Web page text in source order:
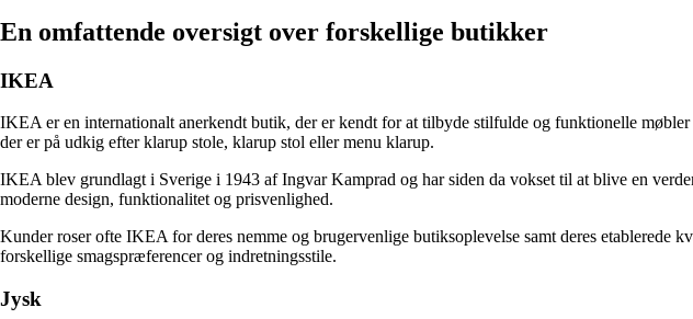
En omfattende oversigt over forskellige butikker
IKEA
IKEA er en internationalt anerkendt butik, der er kendt for at tilbyde stilfulde og funktionelle
der er på udkig efter klarup stole, klarup stol eller menu klarup.
IKEA blev grundlagt i Sverige i 1943 af Ingvar Kamprad og har siden da vokset til at blive en
moderne design, funktionalitet og prisvenlighed.
Kunder roser ofte IKEA for deres nemme og brugervenlige butiksoplevelse samt deres etablerede
forskellige smagspræferencer og indretningsstile.
Jysk